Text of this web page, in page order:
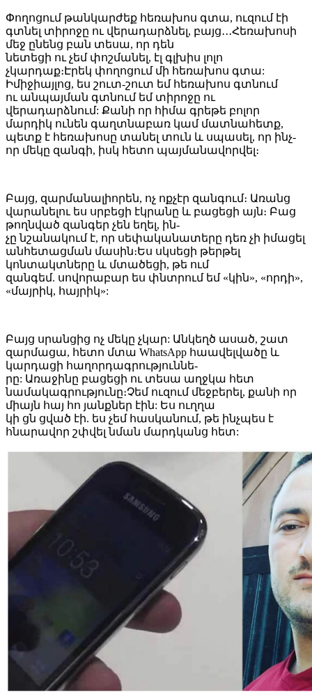
Փողոցում թանկարժեք հեռախոս գտա, ուզում էի
գտնել տիրոջը ու վերադարձնել, բայց․․․Հեռախոսի
մեջ ընենց բան տեսա, որ դեն
նետեցի ու չեմ փոշմանել, էլ գլխիս լոլո
չկարդաք։Էրեկ փողոցում մի հեռախոս գտա:
Իմիջիայլոց, ես շուտ-շուտ եմ հեռախոս գտնում
ու անպայման գտնում եմ տիրոջը ու
վերադարձնում: Քանի որ հիմա գրեթե բոլոր
մարդիկ ունեն գաղտնաբառ կամ մատնահետք,
պետք է հեռախոսը տանել տուն և սպասել, որ ինչ-
որ մեկը զանգի, իսկ հետո պայմանավորվել։
Բայց, զարմանալիորեն, ոչ ոքչէր զանգում։ Առանց
վարանելու ես սրբեցի էկրանը և բացեցի այն։ Բաց
թողնված զանգեր չեն եղել, ին-
չը նշանակում է, որ սեփականատերը դեռ չի իմացել
անհետացման մասին։Ես սկսեցի թերթել
կոնտակտները և մտածեցի, թե ում
զանգեմ. սովորաբար ես փնտրում եմ «կին», «որդի»,
«մայրիկ, հայրիկ»:
Բայց սրանցից ոչ մեկը չկար: Անկեղծ ասած, շատ
զարմացա, հետո մտա WhatsApp հաավելվածը և
կարդացի հաղորդագրություննե-
րը: Առաջինը բացեցի ու տեսա աղջկա հետ
նամակագրությունը։Չեմ ուզում մեջբերել, քանի որ
միայն հայ հո յանքներ էին: Ես ուղղա
կի ցն ցված էի. ես չեմ հասկանում, թե ինչպես է
հնարավոր շփվել նման մարդկանց հետ: